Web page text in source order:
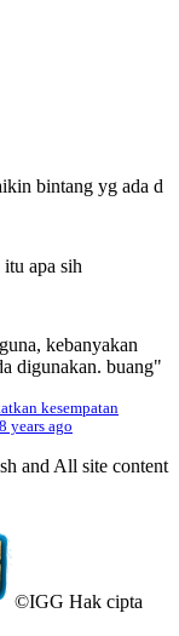
bintang yg ada d
apa sih
kebanyakan
digunakan. buang"
kesempatan
8 years ago
and All site content
©IGG Hak cipta